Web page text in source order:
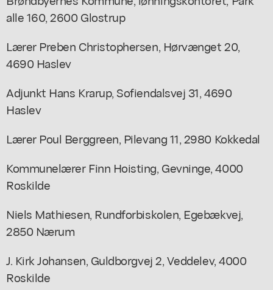
alle 160, 2600 Glostrup
Lærer Preben Christophersen, Hørvænget 20,
4690 Haslev
Adjunkt Hans Krarup, Sofiendalsvej 31, 4690
Haslev
Lærer Poul Berggreen, Pilevang 11, 2980 Kokkedal
Kommunelærer Finn Hoisting, Gevninge, 4000
Roskilde
Niels Mathiesen, Rundforbiskolen, Egebækvej,
2850 Nærum
J. Kirk Johansen, Guldborgvej 2, Veddelev, 4000
Roskilde